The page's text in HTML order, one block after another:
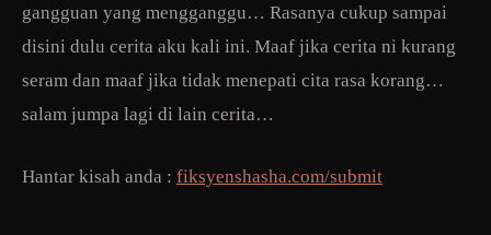
gangguan yang mengganggu… Rasanya cukup sampai
disini dulu cerita aku kali ini. Maaf jika cerita ni kurang
seram dan maaf jika tidak menepati cita rasa korang…
salam jumpa lagi di lain cerita…
Hantar kisah anda : fiksyenshasha.com/submit